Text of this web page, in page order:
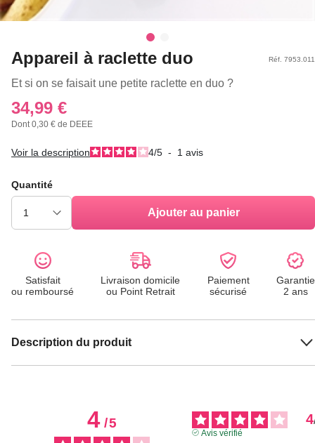
Appareil à raclette duo
Et si on se faisait une petite raclette en duo ?
Réf. 7953.011
34,99 €
Dont 0,30 € de DEEE
Voir la description 4/5 - 1 avis
Quantité
Ajouter au panier
Satisfait
ou remboursé
Livraison domicile
ou Point Retrait
Paiement
sécurisé
Garantie
2 ans
Description du produit
4/5 4
Avis vérifié